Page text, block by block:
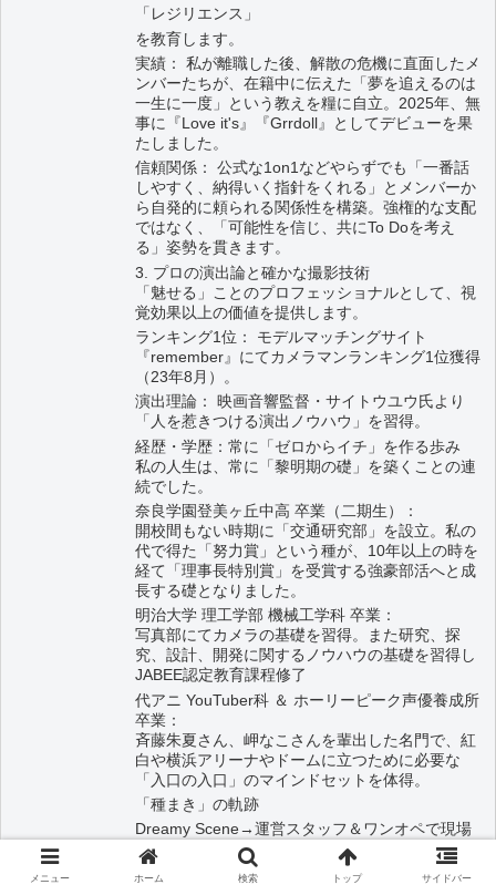
「レジリエンス」
を教育します。
実績： 私が離職した後、解散の危機に直面したメ
ンバーたちが、在籍中に伝えた「夢を追えるのは
一生に一度」という教えを糧に自立。2025年、無
事に『Love it's』『Grrdoll』としてデビューを果
たしました。
信頼関係： 公式な1on1などやらずでも「一番話
しやすく、納得いく指針をくれる」とメンバーか
ら自発的に頼られる関係性を構築。強権的な支配
ではなく、「可能性を信じ、共にTo Doを考え
る」姿勢を貫きます。
3. プロの演出論と確かな撮影技術
「魅せる」ことのプロフェッショナルとして、視
覚効果以上の価値を提供します。
ランキング1位： モデルマッチングサイト
『remember』にてカメラマンランキング1位獲得
（23年8月）。
演出理論： 映画音響監督・サイトウユウ氏より
「人を惹きつける演出ノウハウ」を習得。
経歴・学歴：常に「ゼロからイチ」を作る歩み
私の人生は、常に「黎明期の礎」を築くことの連
続でした。
奈良学園登美ヶ丘中高 卒業（二期生）：
開校間もない時期に「交通研究部」を設立。私の
代で得た「努力賞」という種が、10年以上の時を
経て「理事長特別賞」を受賞する強豪部活へと成
長する礎となりました。
明治大学 理工学部 機械工学科 卒業：
写真部にてカメラの基礎を習得。また研究、探
究、設計、開発に関するノウハウの基礎を習得し
JABEE認定教育課程修了
代アニ YouTuber科 ＆ ホーリーピーク声優養成所
卒業：
斉藤朱夏さん、岬なこさんを輩出した名門で、紅
白や横浜アリーナやドームに立つために必要な
「入口の入口」のマインドセットを体得。
「種まき」の軌跡
Dreamy Scene→運営スタッフ＆ワンオペで現場
を再建→解散後、メンバーだった早乙女唯羽(元
JAPANARIZM)・愛葉はる(現Melodys High)が大手
『株式会社プリュ』に移籍し活躍。
メニュー ホーム 検索 トップ サイドバー